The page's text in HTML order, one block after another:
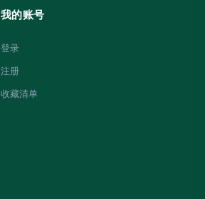
我的账号
登录
注册
收藏清单